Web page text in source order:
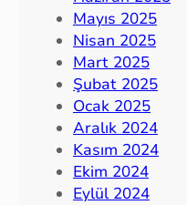
Mayıs 2025
Nisan 2025
Mart 2025
Şubat 2025
Ocak 2025
Aralık 2024
Kasım 2024
Ekim 2024
Eylül 2024